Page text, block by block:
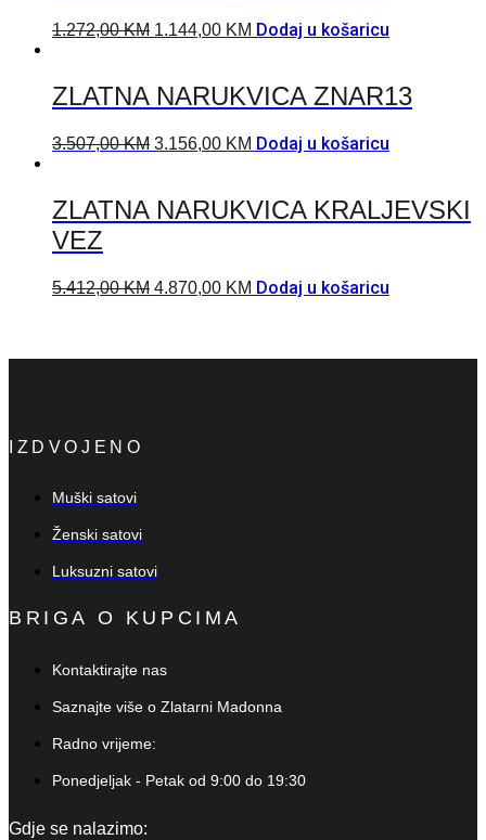
1.272,00KM 1.144,00 KM Dodaj u košaricu
ZLATNA NARUKVICA ZNAR13
3.507,00KM 3.156,00 KM Dodaj u košaricu
ZLATNA NARUKVICA KRALJEVSKI
VEZ
5.412,00KM 4.870,00 KM Dodaj u košaricu
IZDVOJENO
Muški satovi
Ženski satovi
Luksuzni satovi
BRIGA O KUPCIMA
Kontaktirajte nas
Saznajte više o Zlatarni Madonna
Radno vrijeme:
Ponedjeljak - Petak od 9:00 do 19:30
Gdje se nalazimo: